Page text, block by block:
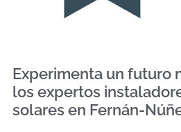
Experimenta un futuro
los expertos
solares en Fernán-